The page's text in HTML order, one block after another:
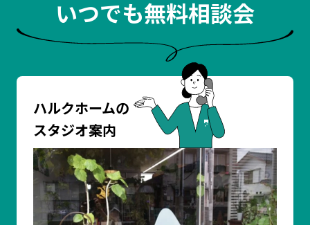
いつでも無料相談会
ハルクホームの
スタジオ案内